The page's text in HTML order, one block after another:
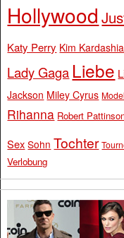
Hollywood
Katy Perry Kim
Lady Gaga Liebe
Jackson Miley Cyrus Model
Rihanna Robert
Sex Sohn Tochter
Verlobung